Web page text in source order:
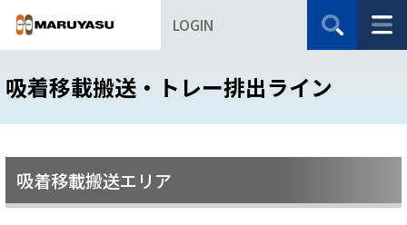
LOGIN
吸着移載搬送・トレー排出ライン
吸着移載搬送エリア